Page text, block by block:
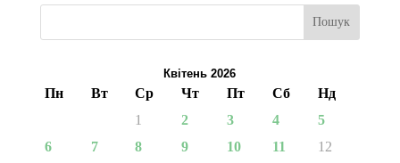
Пошук
Квітень 2026
Пн Вт Ср Чт Пт Сб
Нд
1
2 3 4
5
6
7 8 9 10 11
12